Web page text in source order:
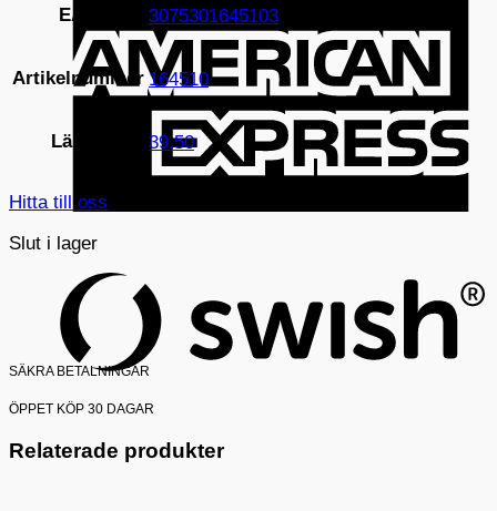
EAN 3075301645103
Artikelnummer 164510
Längd 39.50
Hitta till oss
Slut i lager
SÄKRA BETALNINGAR
ÖPPET KÖP 30 DAGAR
Relaterade produkter